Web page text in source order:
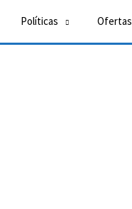
Políticas Ofertas